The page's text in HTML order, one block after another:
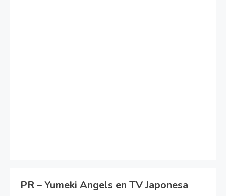
PR – Yumeki Angels en TV Japonesa